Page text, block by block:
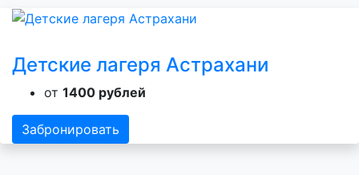
Детские лагеря Астрахани
от 1400 рублей
Забронировать